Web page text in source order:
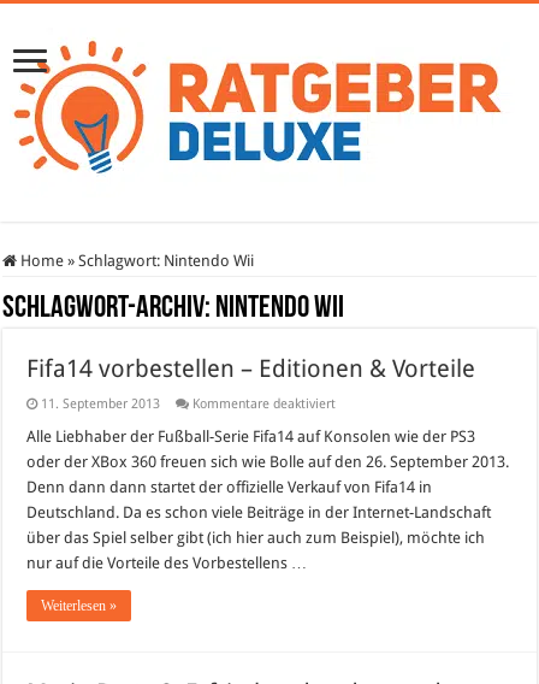
Home » Schlagwort: Nintendo Wii
Schlagwort-Archiv: Nintendo Wii
Fifa14 vorbestellen – Editionen & Vorteile
11. September 2013 Kommentare deaktiviertfür
vorbestellen
Editionen
&
Vorteile
Alle Liebhaber der Fußball-Serie Fifa14 auf Konsolen wie der PS3
oder der XBox 360 freuen sich wie Bolle auf den 26. September 2013.
Denn dann dann startet der offizielle Verkauf von Fifa14 in
Deutschland. Da es schon viele Beiträge in der Internet-Landschaft
über das Spiel selber gibt (ich hier auch zum Beispiel), möchte ich
nur auf die Vorteile des Vorbestellens …
Weiterlesen »